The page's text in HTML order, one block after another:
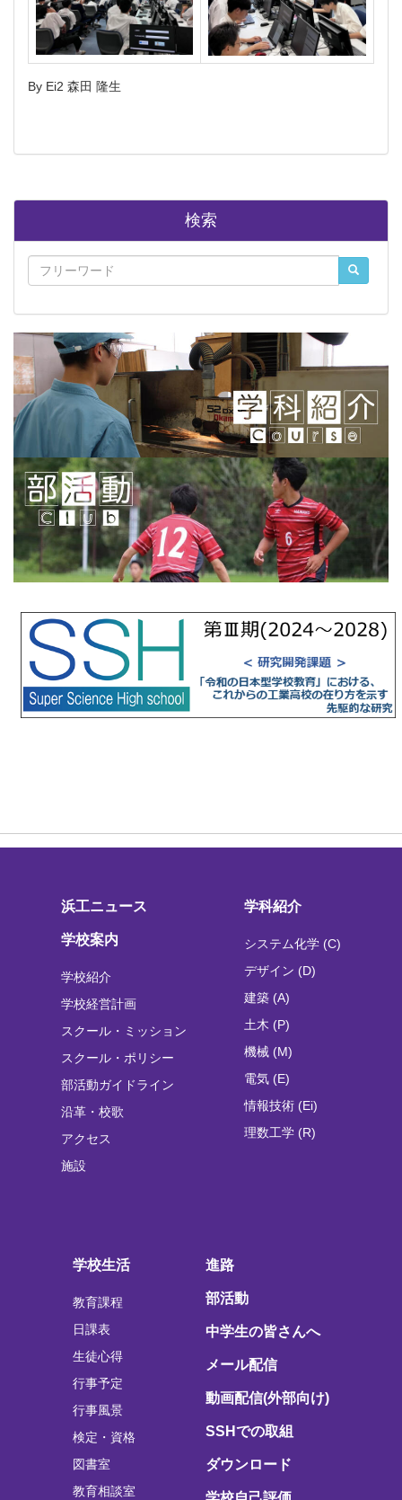
By Ei2 森田 隆生
検索
浜工ニュース
学校案内
学校紹介
学校経営計画
スクール・ミッション
スクール・ポリシー
部活動ガイドライン
沿革・校歌
アクセス
施設
学科紹介
システム化学 (C)
デザイン (D)
建築 (A)
土木 (P)
機械 (M)
電気 (E)
情報技術 (Ei)
理数工学 (R)
学校生活
教育課程
日課表
生徒心得
行事予定
行事風景
検定・資格
図書室
教育相談室
進路
部活動
中学生の皆さんへ
メール配信
動画配信(外部向け)
SSHでの取組
ダウンロード